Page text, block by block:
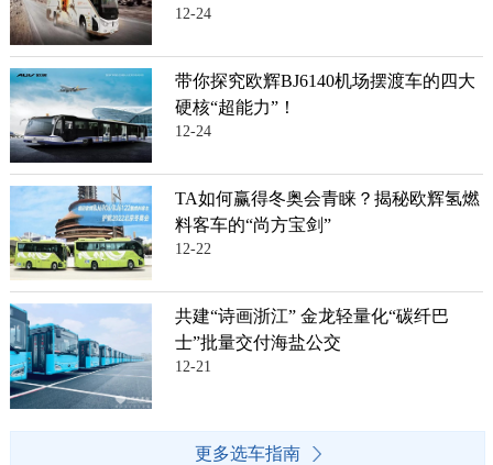
12-24
带你探究欧辉BJ6140机场摆渡车的四大
硬核“超能力”！
12-24
TA如何赢得冬奥会青睐？揭秘欧辉氢燃
料客车的“尚方宝剑”
12-22
共建“诗画浙江” 金龙轻量化“碳纤巴
士”批量交付海盐公交
12-21
更多选车指南